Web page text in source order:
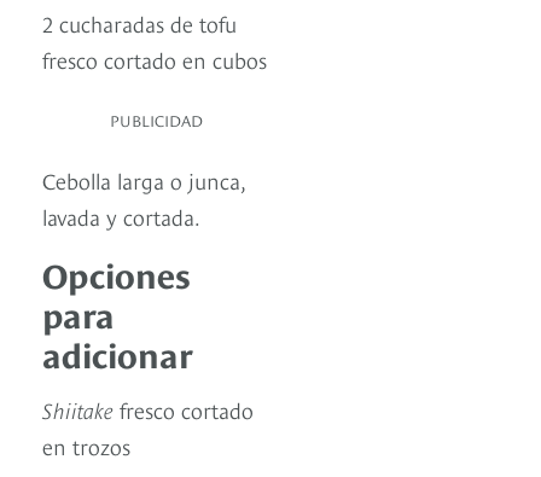
2 cucharadas de tofu
fresco cortado en cubos
PUBLICIDAD
Cebolla larga o junca,
lavada y cortada.
Opciones
para
adicionar
Shiitake fresco cortado
en trozos